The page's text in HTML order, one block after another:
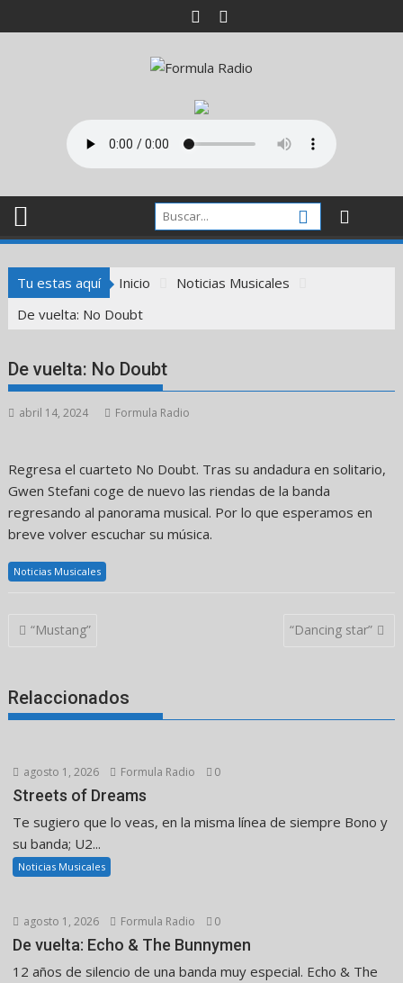
al
Tu estas aquí Inicio
Noticias Musicales
De vuelta: No Doubt
De vuelta: No Doubt
abril 14, 2024 Formula Radio
Regresa el cuarteto No Doubt. Tras su andadura en solitario,
Gwen Stefani coge de nuevo las riendas de la banda
regresando al panorama musical. Por lo que esperamos en
breve volver escuchar su música.
Noticias Musicales
Navegación
“Mustang” “Dancing star”
Relaccionados
agosto 1, 2026 Formula Radio 0
Streets of Dreams
Te sugiero que lo veas, en la misma línea de siempre Bono y
su banda; U2...
Noticias Musicales
agosto 1, 2026 Formula Radio 0
De vuelta: Echo & The Bunnymen
12 años de silencio de una banda muy especial. Echo & The